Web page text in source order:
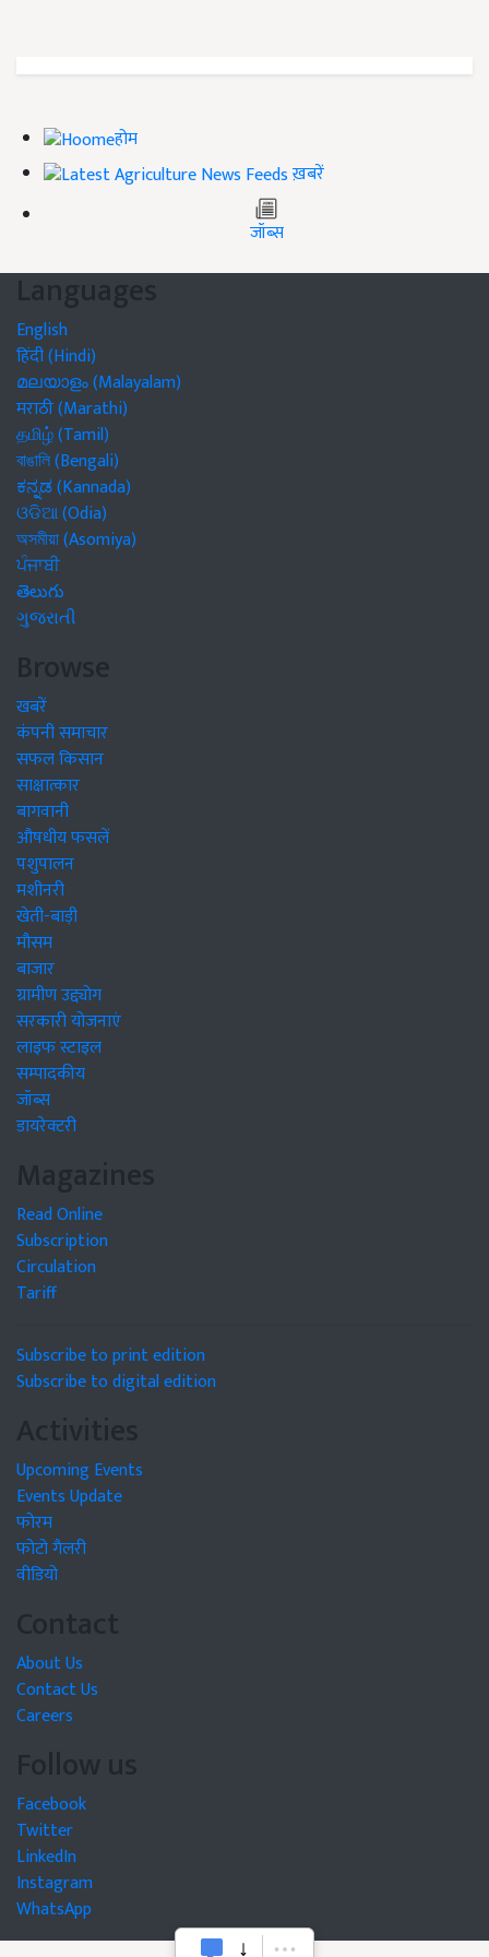
होम
ख़बरें
जॉब्स
Languages
English
हिंदी (Hindi)
മലയാളം (Malayalam)
मराठी (Marathi)
தமிழ் (Tamil)
বাঙালি (Bengali)
ಕನ್ನಡ (Kannada)
ଓଡିଆ (Odia)
অসমীয়া (Asomiya)
ਪੰਜਾਬੀ
తెలుగు
ગુજરાતી
Browse
खबरें
कंपनी समाचार
सफल किसान
साक्षात्कार
बागवानी
औषधीय फसलें
पशुपालन
मशीनरी
खेती-बाड़ी
मौसम
बाजार
ग्रामीण उद्द्योग
सरकारी योजनाएं
लाइफ स्टाइल
सम्पादकीय
जॉब्स
डायरेक्टरी
Magazines
Read Online
Subscription
Circulation
Tariff
Subscribe to print edition
Subscribe to digital edition
Activities
Upcoming Events
Events Update
फोरम
फोटो गैलरी
वीडियो
Contact
About Us
Contact Us
Careers
Follow us
Facebook
Twitter
LinkedIn
Instagram
WhatsApp